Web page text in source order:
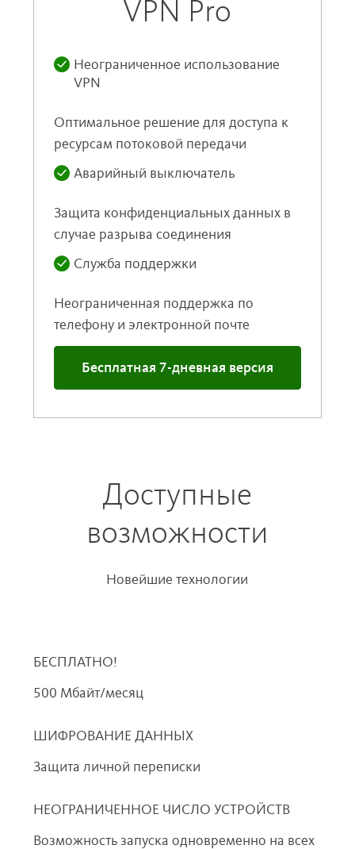
VPN Pro
Неограниченное использование
VPN
Оптимальное решение для доступа к
ресурсам потоковой передачи
Аварийный выключатель
Защита конфиденциальных данных в
случае разрыва соединения
Служба поддержки
Неограниченная поддержка по
телефону и электронной почте
Бесплатная 7-дневная версия
Доступные
возможности
Новейшие технологии
БЕСПЛАТНО!
500 Мбайт/месяц
ШИФРОВАНИЕ ДАННЫХ
Защита личной переписки
НЕОГРАНИЧЕННОЕ ЧИСЛО УСТРОЙСТВ
Возможность запуска одновременно на всех